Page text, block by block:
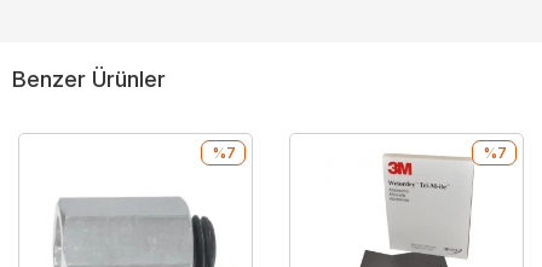
Benzer Ürünler
%7 %7